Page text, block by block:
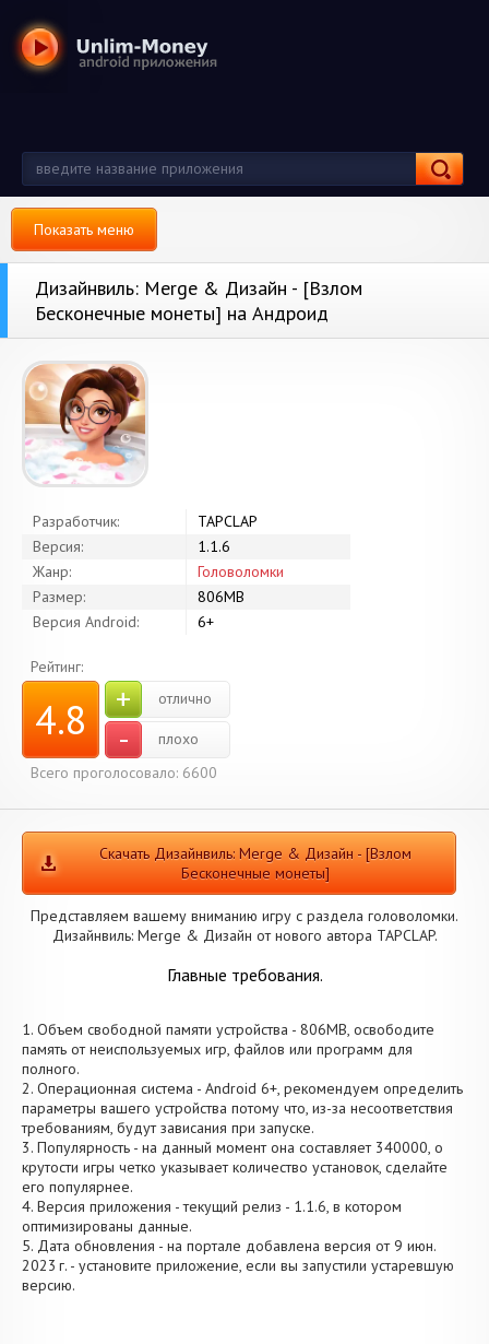
Показать меню
Дизайнвиль: Merge & Дизайн - [Взлом
Бесконечные монеты] на Андроид
Разработчик:
TAPCLAP
Версия:
1.1.6
Жанр:
Головоломки
Размер:
806MB
Версия Android:
6+
Рейтинг:
4.8 + отлично
-
плохо
Всего проголосовало: 6600
Скачать Дизайнвиль: Merge & Дизайн - [Взлом
Бесконечные монеты]
Представляем вашему вниманию игру с раздела головоломки.
Дизайнвиль: Merge & Дизайн от нового автора TAPCLAP.
Главные требования.
1. Объем свободной памяти устройства - 806MB, освободите
память от неиспользуемых игр, файлов или программ для
полного.
2. Операционная система - Android 6+, рекомендуем определить
параметры вашего устройства потому что, из-за несоответствия
требованиям, будут зависания при запуске.
3. Популярность - на данный момент она составляет 340000, о
крутости игры четко указывает количество установок, сделайте
его популярнее.
4. Версия приложения - текущий релиз - 1.1.6, в котором
оптимизированы данные.
5. Дата обновления - на портале добавлена версия от 9 июн.
2023 г. - установите приложение, если вы запустили устаревшую
версию.